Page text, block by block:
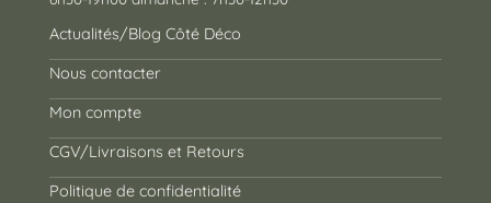
Actualités/Blog Côté Déco
Nous contacter
Mon compte
CGV/Livraisons et Retours
Politique de confidentialité